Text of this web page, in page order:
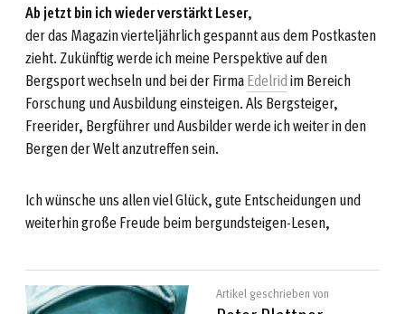
Ab jetzt bin ich wieder verstärkt Leser,
der das Magazin vierteljährlich gespannt aus dem Postkasten
zieht. Zukünftig werde ich meine Perspektive auf den
Bergsport wechseln und bei der FirmaEdelridim Bereich
Forschung und Ausbildung einsteigen. Als Bergsteiger,
Freerider, Bergführer und Ausbilder werde ich weiter in den
Bergen der Welt anzutreffen sein.
Ich wünsche uns allen viel Glück, gute Entscheidungen und
weiterhin große Freude beim bergundsteigen-Lesen,
Artikel geschrieben von